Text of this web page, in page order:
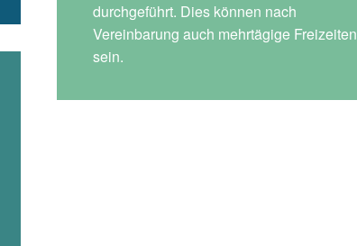
durchgeführt. Dies können nach
Vereinbarung auch mehrtägige Freizeiten
sein.